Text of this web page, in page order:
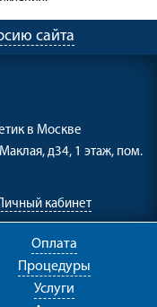
сайта
в Москве
д34, 1 этаж, пом.
кабинет
Оплата
Процедуры
Услуги